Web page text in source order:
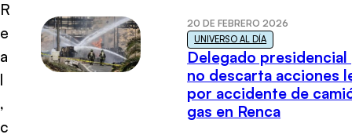
R
e
a
l
,
c
20 DE FEBRERO 2026
UNIVERSO AL DÍA
Delegado presidencial
no descarta acciones
por accidente de
gas en Renca